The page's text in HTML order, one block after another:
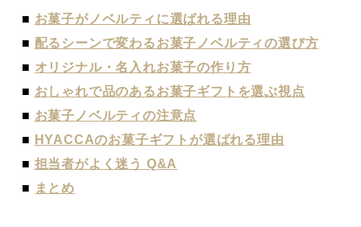
■ お菓子がノベルティに選ばれる理由
■ 配るシーンで変わるお菓子ノベルティの選び方
■ オリジナル・名入れお菓子の作り方
■ おしゃれで品のあるお菓子ギフトを選ぶ視点
■ お菓子ノベルティの注意点
■ HYACCAのお菓子ギフトが選ばれる理由
■ 担当者がよく迷う Q&A
■ まとめ